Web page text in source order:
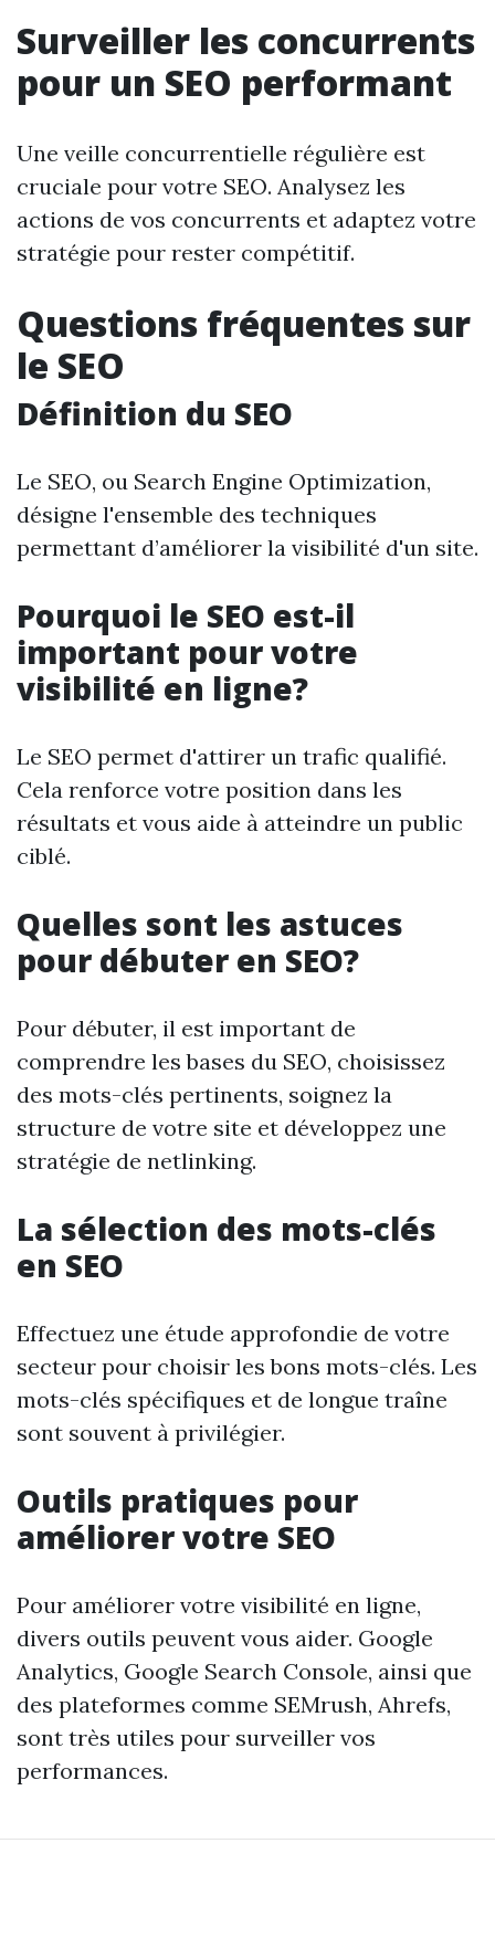
Surveiller les concurrents
pour un SEO performant
Une veille concurrentielle régulière est
cruciale pour votre SEO. Analysez les
actions de vos concurrents et adaptez votre
stratégie pour rester compétitif.
Questions fréquentes sur
le SEO
Définition du SEO
Le SEO, ou Search Engine Optimization,
désigne l'ensemble des techniques
permettant d’améliorer la visibilité d'un site.
Pourquoi le SEO est-il
important pour votre
visibilité en ligne?
Le SEO permet d'attirer un trafic qualifié.
Cela renforce votre position dans les
résultats et vous aide à atteindre un public
ciblé.
Quelles sont les astuces
pour débuter en SEO?
Pour débuter, il est important de
comprendre les bases du SEO, choisissez
des mots-clés pertinents, soignez la
structure de votre site et développez une
stratégie de netlinking.
La sélection des mots-clés
en SEO
Effectuez une étude approfondie de votre
secteur pour choisir les bons mots-clés. Les
mots-clés spécifiques et de longue traîne
sont souvent à privilégier.
Outils pratiques pour
améliorer votre SEO
Pour améliorer votre visibilité en ligne,
divers outils peuvent vous aider. Google
Analytics, Google Search Console, ainsi que
des plateformes comme SEMrush, Ahrefs,
sont très utiles pour surveiller vos
performances.